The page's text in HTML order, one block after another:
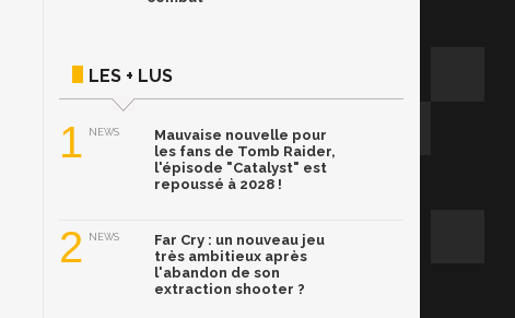
LES + LUS
1 NEWS
Mauvaise nouvelle pour
les fans de Tomb Raider,
l'épisode "Catalyst" est
repoussé à 2028 !
2 NEWS
Far Cry : un nouveau jeu
très ambitieux après
l'abandon de son
extraction shooter ?